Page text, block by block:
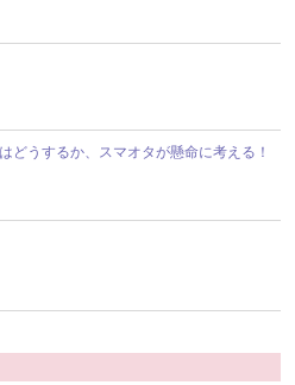
どうするか、スマオタが懸命に考える！